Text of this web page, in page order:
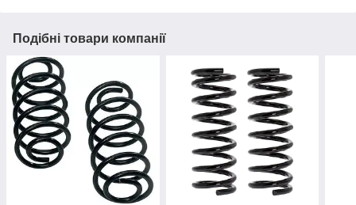
Подібні товари компанії